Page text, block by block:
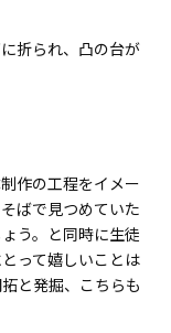
折られ、凸の台が
作の工程をイメー
ばで見つめていた
う。と同時に生徒
って嬉しいことは
と発掘、こちらも